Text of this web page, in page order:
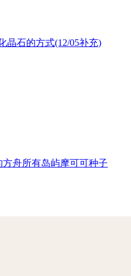
晶石的方式(12/05补充)
方舟所有岛屿摩可可种子